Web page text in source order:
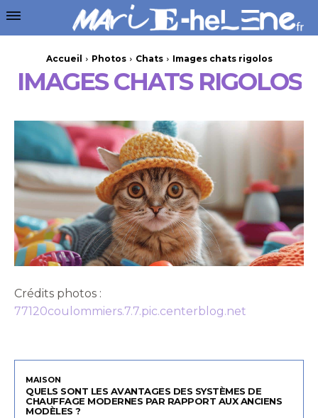
Accueil Photos Chats Images chats rigolos
IMAGES CHATS RIGOLOS
Crédits photos :
77120coulommiers.7.7.pic.centerblog.net
MAISON
QUELS SONT LES AVANTAGES DES SYSTÈMES DE
CHAUFFAGE MODERNES PAR RAPPORT AUX ANCIENS
MODÈLES ?